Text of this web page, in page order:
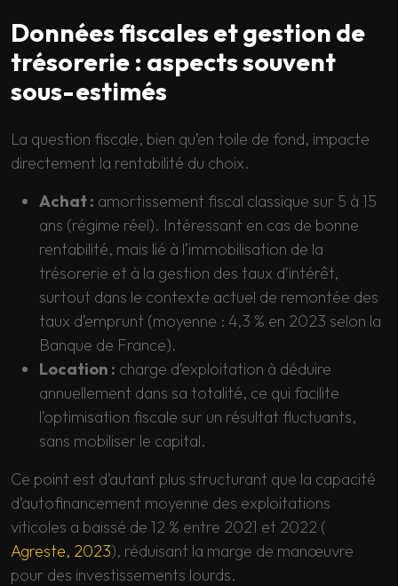
Données fiscales et gestion de
trésorerie : aspects souvent
sous-estimés
La question fiscale, bien qu’en toile de fond, impacte
directement la rentabilité du choix.
Achat : amortissement fiscal classique sur 5 à 15
ans (régime réel). Intéressant en cas de bonne
rentabilité, mais lié à l’immobilisation de la
trésorerie et à la gestion des taux d’intérêt,
surtout dans le contexte actuel de remontée des
taux d’emprunt (moyenne : 4,3 % en 2023 selon la
Banque de France).
Location : charge d’exploitation à déduire
annuellement dans sa totalité, ce qui facilite
l’optimisation fiscale sur un résultat fluctuants,
sans mobiliser le capital.
Ce point est d’autant plus structurant que la capacité
d’autofinancement moyenne des exploitations
viticoles a baissé de 12 % entre 2021 et 2022 (
Agreste, 2023), réduisant la marge de manœuvre
pour des investissements lourds.